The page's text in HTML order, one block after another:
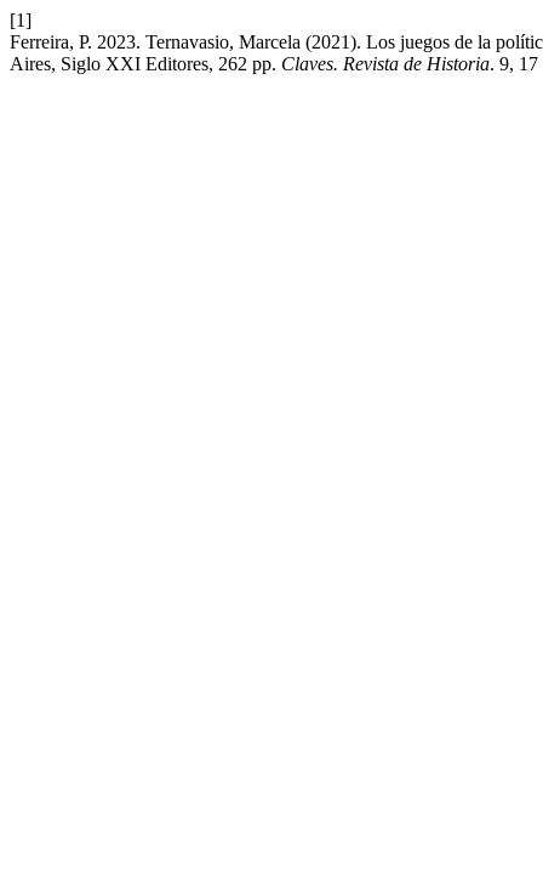
[1]
Ferreira, P. 2023. Ternavasio, Marcela (2021). Los juegos de la
Aires, Siglo XXI Editores, 262 pp. Claves. Revista de Historia. 9,